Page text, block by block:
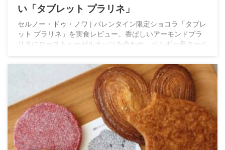
い「タブレット プラリネ」
セルノー・ドゥ・ノワ | バレンタイン限定ショコラ「タブレ
ット プラリネ」を実食レビュー。香ばしいアーモンドプラ
リネにローストヘーゼルナッツを合わせ、ベルギー産クーベ
レットショコラです。